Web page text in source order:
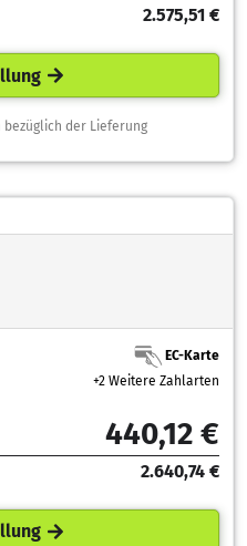
2.575,51 €
der Lieferung
EC-Karte
+2 Weitere Zahlarten
440,12 €
2.640,74 €